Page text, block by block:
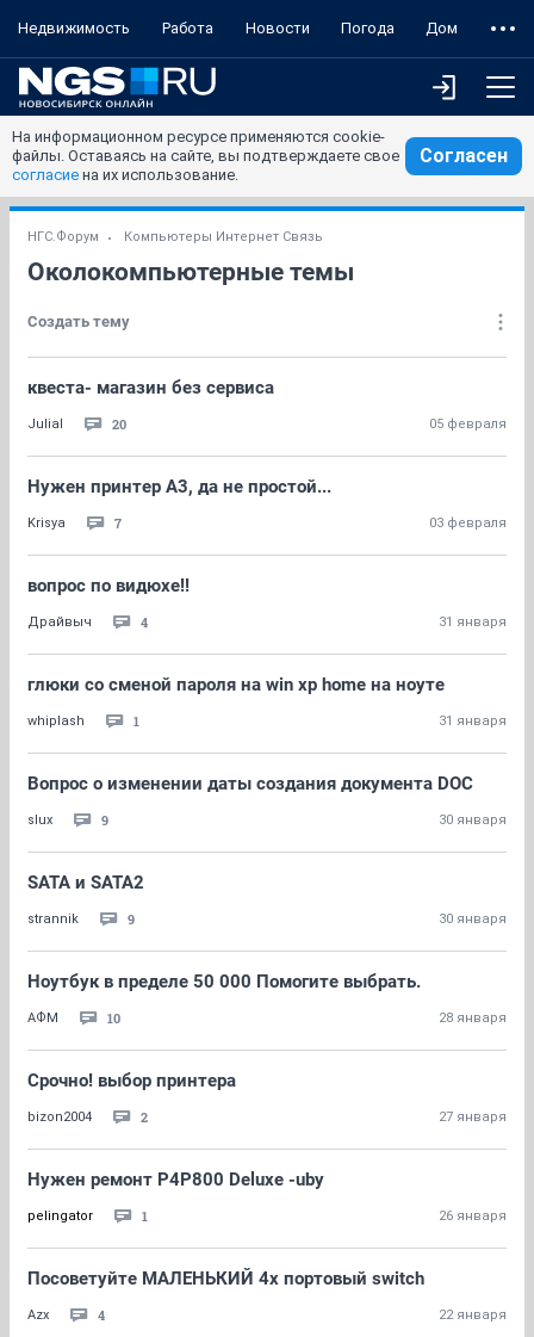
Недвижимость Работа Новости Погода Дом
На информационном ресурсе применяются cookie-
файлы. Оставаясь на сайте, вы подтверждаете свое
согласие на их использование.
Согласен
НГС.Форум Компьютеры Интернет Связь
Околокомпьютерные темы
Создать тему
квеста- магазин без сервиса
Julial 20 05 февраля
Нужен принтер А3, да не простой...
Krisya 7 03 февраля
вопрос по видюхе!!
Драйвыч 4 31 января
глюки со сменой пароля на win xp home на ноуте
whiplash 1 31 января
Вопрос о изменении даты создания документа DOC
slux 9 30 января
SATA и SATA2
strannik 9 30 января
Ноутбук в пределе 50 000 Помогите выбрать.
АФМ 10 28 января
Срочно! выбор принтера
bizon2004 2 27 января
Нужен ремонт Р4Р800 Deluxe -uby
pelingator 1 26 января
Посоветуйте МАЛЕНЬКИЙ 4х портовый switch
Azx 4 22 января